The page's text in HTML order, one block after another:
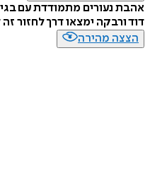
אהבת נעורים מתמודדת עם
דוד ורבקה ימצאו דרך לחזור
הצצה מהירה